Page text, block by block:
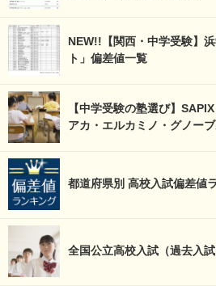
NEW!!【関西・中学受験】
ト」偏差値一覧
【中学受験の塾選び】
アカ・エルカミノ・グノー
都道府県別 高校入試偏差値
全国公立高校入試（過去入試